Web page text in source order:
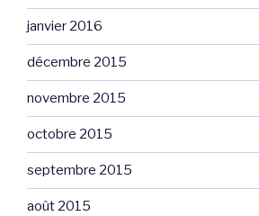
janvier 2016
décembre 2015
novembre 2015
octobre 2015
septembre 2015
août 2015